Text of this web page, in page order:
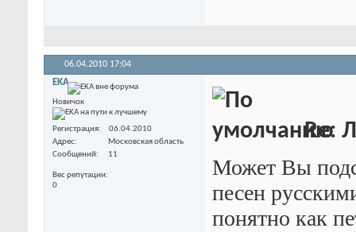
06.04.2010 17:04
EKA
Новичок
Регистрация
06.04.2010
Адрес
Московская область
Сообщений
11
Вес репутации
0
Re:
Может Вы
песен
понятно как